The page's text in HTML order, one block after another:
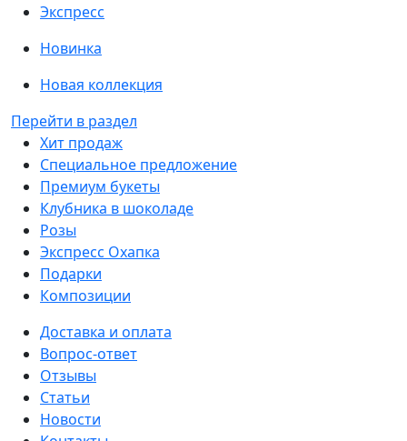
Экспресс
Новинка
Новая коллекция
Перейти в раздел
Хит продаж
Специальное предложение
Премиум букеты
Клубника в шоколаде
Розы
Экспресс Охапка
Подарки
Композиции
Доставка и оплата
Вопрос-ответ
Отзывы
Статьи
Новости